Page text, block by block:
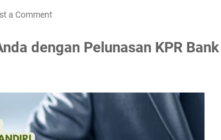
a Comment
dengan Pelunasan KPR Bank